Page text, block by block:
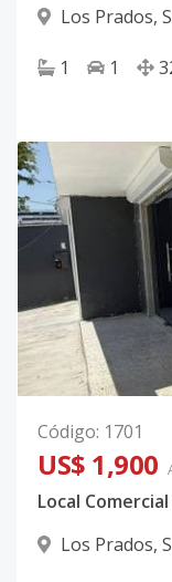
Los Prados,
1 1
Código: 1701
US$ 1,900
Los Prados,